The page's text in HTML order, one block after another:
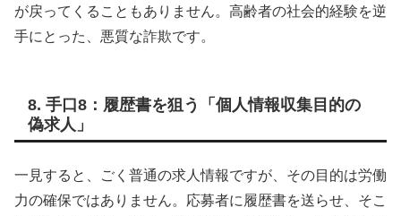
が戻ってくることもありません。高齢者の社会的経験を逆
手にとった、悪質な詐欺です。
8. 手口8：履歴書を狙う「個人情報収集目的の
偽求人」
一見すると、ごく普通の求人情報ですが、その目的は労働
力の確保ではありません。応募者に履歴書を送らせ、そこ